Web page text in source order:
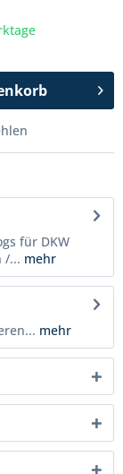
für DKW
/... mehr
mehr